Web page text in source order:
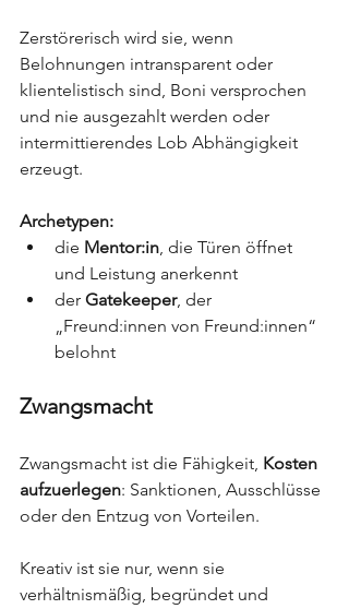
Zerstörerisch wird sie, wenn
Belohnungen intransparent oder
klientelistisch sind, Boni versprochen
und nie ausgezahlt werden oder
intermittierendes Lob Abhängigkeit
erzeugt.
Archetypen:
die Mentor:in, die Türen öffnet
und Leistung anerkennt
der Gatekeeper, der
„Freund:innen von Freund:innen“
belohnt
Zwangsmacht
Zwangsmacht ist die Fähigkeit, Kosten
aufzuerlegen: Sanktionen, Ausschlüsse
oder den Entzug von Vorteilen.
Kreativ ist sie nur, wenn sie
verhältnismäßig, begründet und